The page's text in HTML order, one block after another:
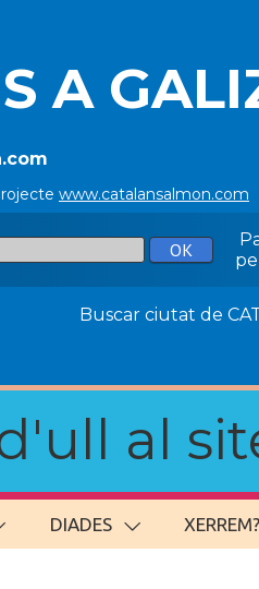
A
www.catalansalmon.com
Buscar ciutat de
al
DIADES XERREM?